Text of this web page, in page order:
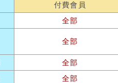
付費會員
全部
全部
全部
全部